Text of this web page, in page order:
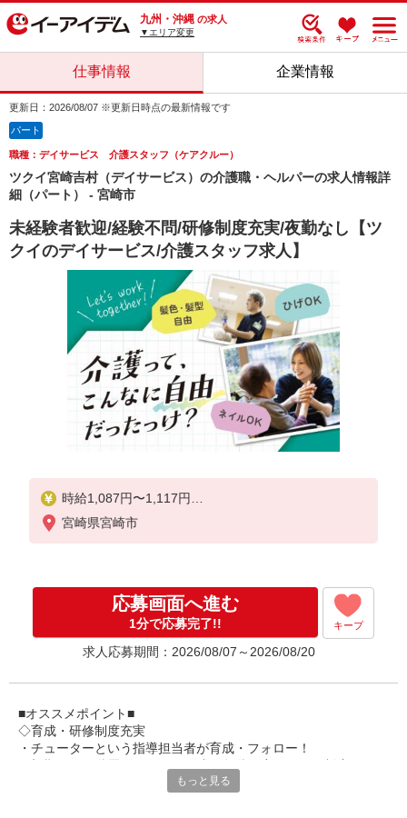
九州・沖縄 の求人
▼エリア変更
仕事情報 企業情報
更新日：2026/08/07 ※更新日時点の最新情報です
パート
職種：デイサービス 介護スタッフ（ケアクルー）
ツクイ宮崎吉村（デイサービス）の介護職・ヘルパーの求人情報詳
細（パート） - 宮崎市
未経験者歓迎/経験不問/研修制度充実/夜勤なし【ツ
クイのデイサービス/介護スタッフ求人】
時給1,087円〜1,117円
★土日祝日は時給100円アップ！
宮崎県宮崎市
応募画面へ進む
1分で応募完了!! キープ
求人応募期間：2026/08/07～2026/08/20
■オススメポイント■
◇育成・研修制度充実
・チューターという指導担当者が育成・フォロー！
・キャリアアップ支援制度を活用して働きながら資格取得が可能
もっと見る